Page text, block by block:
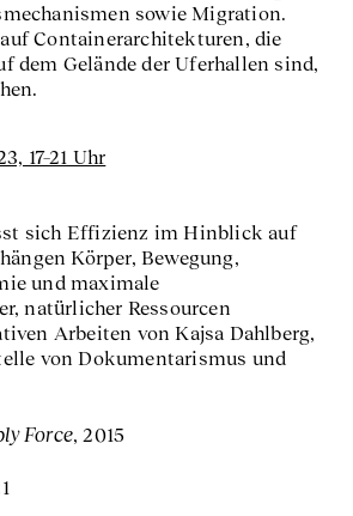
sowie Migration.
Containerarchitekturen, die
dem Gelände der Uferhallen sind,
17–21 Uhr
sich Effizienz im Hinblick auf
Körper, Bewegung,
und maximale
natürlicher Ressourcen
Arbeiten von Kajsa Dahlberg,
von Dokumentarismus und
Force, 2015